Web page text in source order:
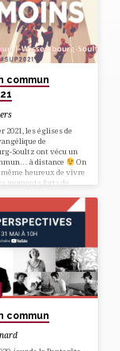
commun
2021, les églises de
de
Soultz ont vécu un
à distance
On
heureux de vivre
moments forts de
commun